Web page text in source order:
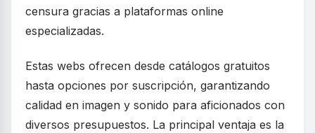
censura gracias a plataformas online
especializadas.
Estas webs ofrecen desde catálogos gratuitos
hasta opciones por suscripción, garantizando
calidad en imagen y sonido para aficionados con
diversos presupuestos. La principal ventaja es la